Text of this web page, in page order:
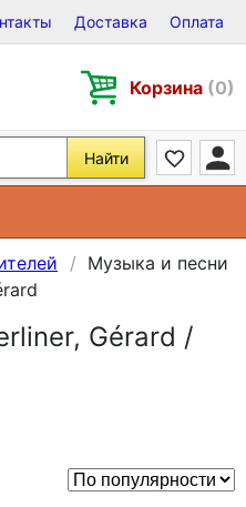
на Виниле, CD и DVD
Доставка Оплата
Корзина (0)
Найти
Музыка и песни
Gérard /